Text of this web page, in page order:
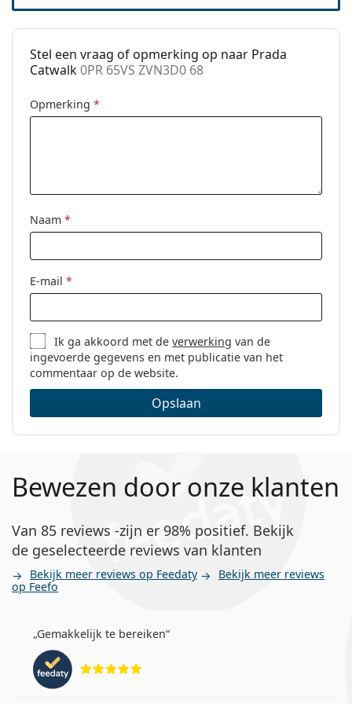
Merk:
Prada
Functie:
Fashion
Stel een vraag of opmerking op naar Prada
Catwalk0PR 65VS ZVN3D0 68
Opmerking *
Naam *
E-mail *
Ik ga akkoord met deverwerking van de
ingevoerde gegevens en met publicatie van het
commentaar op de website.
Opslaan
Bewezen door onze klanten
Van 85 reviews -zijn er 98% positief. Bekijk
de geselecteerde reviews van klanten
Bekijk meer reviews op Feedaty Bekijk meer reviews
op Feefo
Gemakkelijk te bereiken